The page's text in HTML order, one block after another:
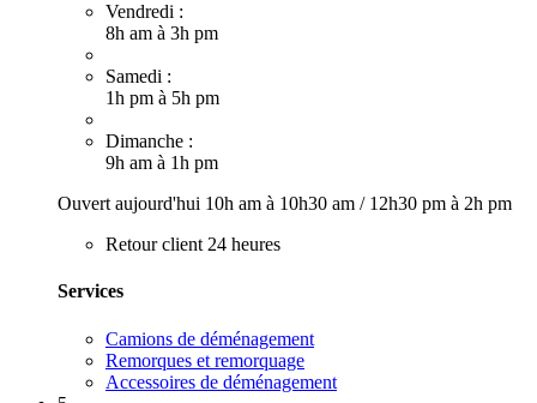
Vendredi :
8h am à 3h pm
Samedi :
1h pm à 5h pm
Dimanche :
9h am à 1h pm
Ouvert aujourd'hui 10h am à 10h30 am / 12h30 pm à 2h pm
Retour client 24 heures
Services
Camions de déménagement
Remorques et remorquage
Accessoires de déménagement